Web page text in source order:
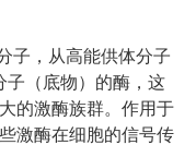
子，从高能供体分子
子（底物）的酶，这
的激酶族群。作用于
激酶在细胞的信号传